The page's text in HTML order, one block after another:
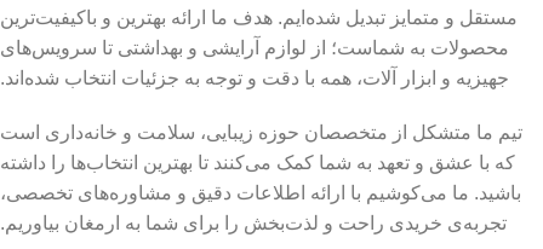
مستقل و متمایز تبدیل شده‌ایم. هدف ما ارائه بهترین و باکیفیت‌ترین
محصولات به شماست؛ از لوازم آرایشی و بهداشتی تا سرویس‌های
جهیزیه و ابزار آلات، همه با دقت و توجه به جزئیات انتخاب شده‌اند.
تیم ما متشکل از متخصصان حوزه زیبایی، سلامت و خانه‌داری است
که با عشق و تعهد به شما کمک می‌کنند تا بهترین انتخاب‌ها را داشته
باشید. ما می‌کوشیم با ارائه اطلاعات دقیق و مشاوره‌های تخصصی،
تجربه‌ی خریدی راحت و لذت‌بخش را برای شما به ارمغان بیاوریم.